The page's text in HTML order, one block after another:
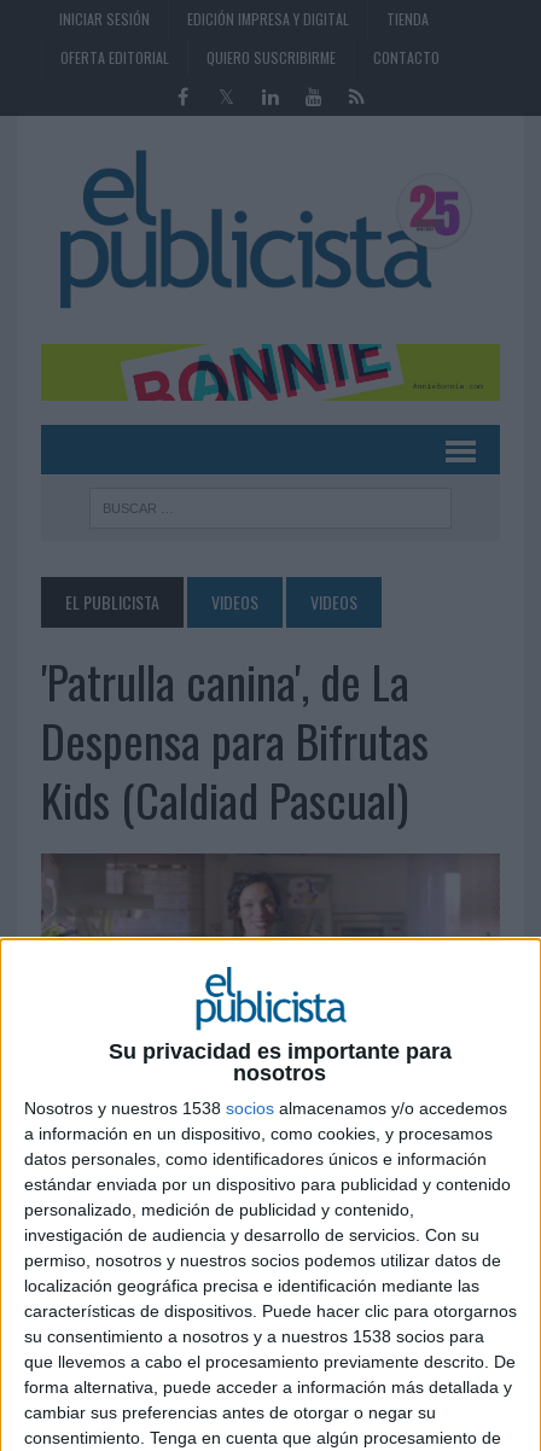
Su privacidad es importante para
nosotros
Nosotros y nuestros 1538 socios almacenamos y/o accedemos
a información en un dispositivo, como cookies, y procesamos
datos personales, como identificadores únicos e información
estándar enviada por un dispositivo para publicidad y contenido
personalizado, medición de publicidad y contenido,
investigación de audiencia y desarrollo de servicios. Con su
permiso, nosotros y nuestros socios podemos utilizar datos de
localización geográfica precisa e identificación mediante las
características de dispositivos. Puede hacer clic para otorgarnos
su consentimiento a nosotros y a nuestros 1538 socios para
que llevemos a cabo el procesamiento previamente descrito. De
forma alternativa, puede acceder a información más detallada y
cambiar sus preferencias antes de otorgar o negar su
consentimiento. Tenga en cuenta que algún procesamiento de
INICIAR SESIÓN EDICIÓN IMPRESA Y DIGITAL
TIENDA
OFERTA EDITORIAL
QUIERO SUSCRIBIRME CONTACTO
EL PUBLICISTA VIDEOS VIDEOS
'Patrulla canina', de La
Despensa para Bifrutas
Kids (Caldiad Pascual)
Ficha técnica ‘Patrulla canina’
Anunciante: Caldiad Pascual
Marca: Bifrutas Kids
Producto: Zumos
Agencia: La Despensa